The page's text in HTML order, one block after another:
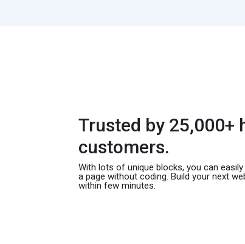
Trusted by 25,000+
customers.
With lots of unique blocks, you can easily
a page without coding. Build your next
within few minutes.